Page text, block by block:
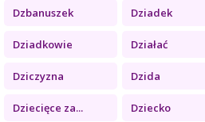
Dzbanuszek Dziadek
Dziadkowie Działać
Dziczyzna Dzida
Dziecięce za... Dziecko